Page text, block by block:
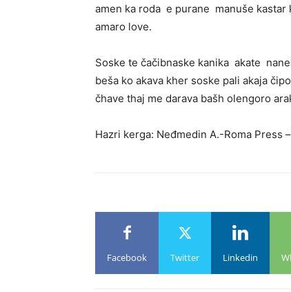
amen ka roda e purane manuše
amaro love.
Soske te čačibnaske kanika akate
beša ko akava kher soske pali akaja
čhave thaj me darava bašh olengoro
Hazri kerga: Neđmedin A.-Roma Press
Facebook Twitter Linkedin